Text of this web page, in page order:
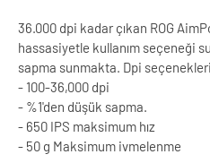
36.000 dpi kadar çıkan ROG
hassasiyetle kullanım seçeneği
sapma sunmakta. Dpi
- 100-36,000 dpi
- %1'den düşük sapma.
- 650 IPS maksimum hız
- 50 g Maksimum ivmelenme